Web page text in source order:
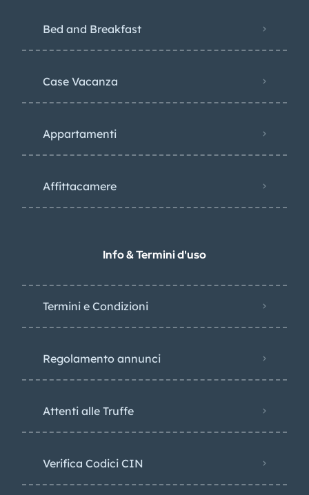
Bed and Breakfast
Case Vacanza
Appartamenti
Affittacamere
Info & Termini d'uso
Termini e Condizioni
Regolamento annunci
Attenti alle Truffe
Verifica Codici CIN